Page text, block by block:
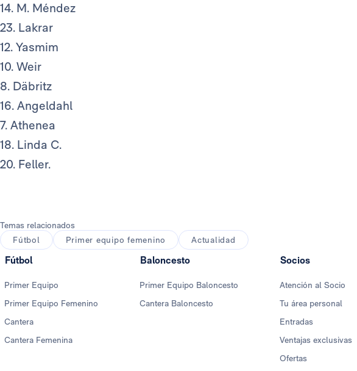
14. M. Méndez
23. Lakrar
12. Yasmim
10. Weir
8. Däbritz
16. Angeldahl
7. Athenea
18. Linda C.
20. Feller.
Temas relacionados
Fútbol
Primer equipo femenino Actualidad
Fútbol
Primer Equipo
Primer Equipo Femenino
Cantera
Cantera Femenina
Baloncesto
Primer Equipo Baloncesto
Cantera Baloncesto
Socios
Atención al Socio
Tu área personal
Entradas
Ventajas exclusivas
Ofertas